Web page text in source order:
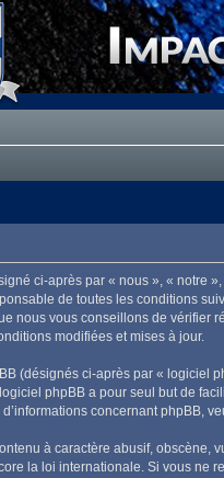
ci-après par « nous », « notre
de toutes les conditions
nous vous conseillons de vérifier
modifiées et mises à jour.
(désignés ci-après par « logiciel
phpBB a pour seul but de
concernant phpBB,
à caractère abusif,
la loi internationale. Si vous ne